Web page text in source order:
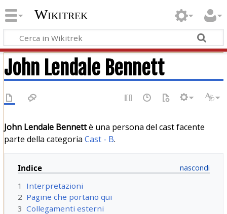
Wikitrek
John Lendale Bennett
John Lendale Bennettè una persona del cast facente
parte della categoria Cast - B.
Indice
1
Interpretazioni
2 Pagine che portano qui
3 Collegamenti esterni